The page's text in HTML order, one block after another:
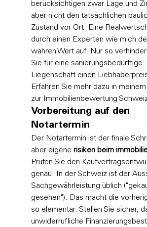
berücksichtigen zwar Lage und
aber nicht den tatsächlichen
Zustand vor Ort. Eine
durch einen Experten wie mich
wahren Wert auf. Nur so
Sie für eine sanierungsbedürftige
Liegenschaft einen
Erfahren Sie mehr dazu in
zur Immobilienbewertung
Vorbereitung auf den
Notartermin
Der Notartermin ist der finale
aber eigene risiken beim
Prüfen Sie den
genau. In der Schweiz ist der
Sachgewährleistung üblich
gesehen"). Das macht die
so elementar. Stellen Sie sicher,
unwiderrufliche